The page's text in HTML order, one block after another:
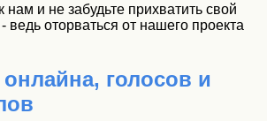
нам и не забудьте прихватить свой
оторваться от нашего проекта
онлайна, голосов и